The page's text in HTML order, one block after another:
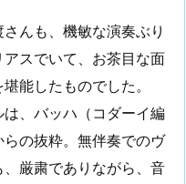
んも、機敏な演奏ぶり
スでいて、お茶目な面
能したものでした。
、バッハ（コダーイ編
の抜粋。無伴奏でのヴ
厳粛でありながら、音